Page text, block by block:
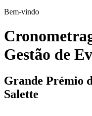
Bem-vindo
Gestão de
Grande Prémio
Salette